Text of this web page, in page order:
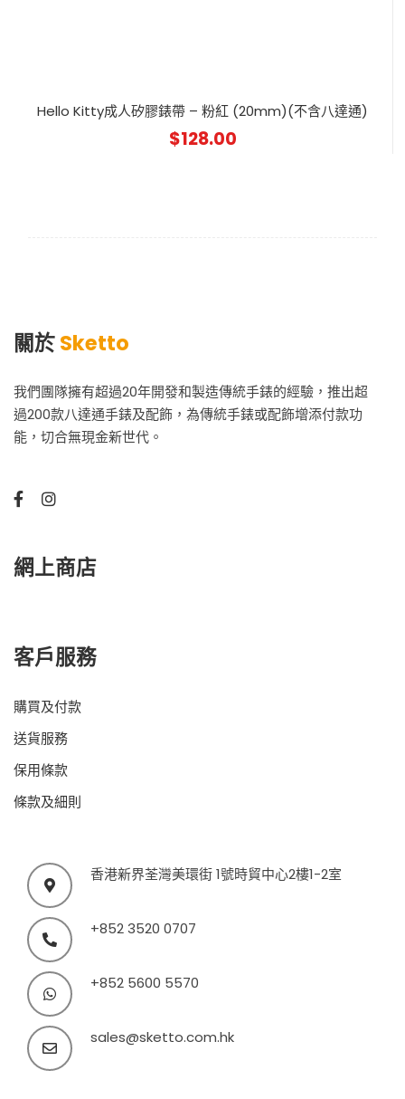
Hello Kitty成人矽膠錶帶 – 粉紅 (20mm)(不含八達通)
$128.00
關於Sketto
我們團隊擁有超過20年開發和製造傳統手錶的經驗，推出超
過200款八達通手錶及配飾，為傳統手錶或配飾增添付款功
能，切合無現金新世代。
網上商店
客戶服務
購買及付款
送貨服務
保用條款
條款及細則
香港新界荃灣美環街 1號時貿中心2樓1-2室
+852 3520 0707
+852 5600 5570
sales@sketto.com.hk